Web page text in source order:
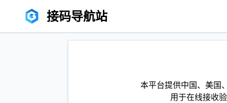
接码导航站
本平台提供中国、美国
用于在线接收